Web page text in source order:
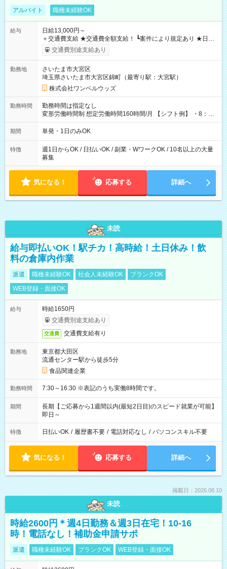
アルバイト 職種未経験OK
給与
日給13,000円～
＋交通費支給 ★交通費全額支給！ ┗案件により規定あり ★日払
いOK！（規定あり） ┗働いたその日に現金GET♪ お仕事後はコ
ンビニATMから 日払い分を引き落とせます！ 【試用期間】試
交通費別途支給あり
勤務地
さいたま市大宮区
埼玉県さいたま市大宮区錦町（最寄り駅：大宮駅）
株式会社ワンベルウッズ
勤務時間
勤務時間は指定なし
変形労働時間制 想定労働時間160時間/月 【シフト例】 ・8：00
～21：00
期間 単発・1日のみOK
特徴
週1日からOK / 日払いOK / 副業・WワークOK / 10名以上の大量
募集
気になる！ 応募する 詳細へ
未読
給与即払いOK！駅チカ！高時給！土日休み！飲
料の倉庫内作業
派遣 職種未経験OK 社会人未経験OK
ブランクOK
WEB登録・面接OK
給与
時給1650円
交通費別途支給あり
交通費 交通費支給有り
勤務地
東京都大田区
流通センター駅から徒歩5分
食品関連企業
勤務時間 7:30～16:30 ※表記のうち実働8時間です。
期間
長期【ご応募から1週間以内(最短2日目)のスピード就業が可能】
即日～
特徴 日払いOK / 履歴書不要 / 電話対応なし / パソコンスキル不要
気になる！ 応募する 詳細へ
掲載日：2026.08.10
未読
時給2600円＊週4日勤務＆週3日在宅！10-16
時！電話なし！補助金申請サポ
派遣 職種未経験OK ブランクOK WEB登録・面接OK